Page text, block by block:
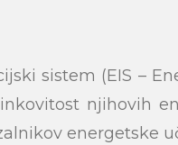
sistem (EIS –
njihovih
energetske